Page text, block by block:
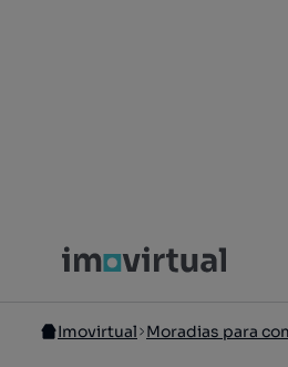
Imovirtual Moradias para